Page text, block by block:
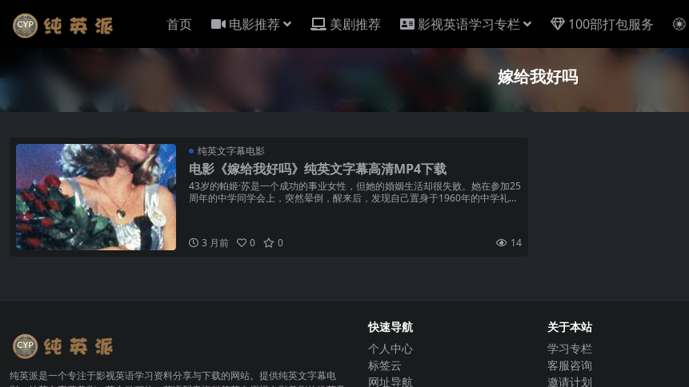
首页 电影推荐 美剧推荐 影视英语学习专栏 100部打包服务
嫁给我好吗
纯英文字幕电影
电影《嫁给我好吗》纯英文字幕高清MP4下载
43岁的帕姬·苏是一个成功的事业女性，但她的婚姻生活却很失败。她在参加25
周年的中学同学会上，突然晕倒，醒来后，发现自己置身于1960年的中学礼堂
3 月前 0 0 14
纯英派是一个专注于影视英语学习资料分享与下载的网站。提供纯英文字幕电
快速导航
个人中心
标签云
网址导航
关于本站
学习专栏
客服咨询
邀请计划